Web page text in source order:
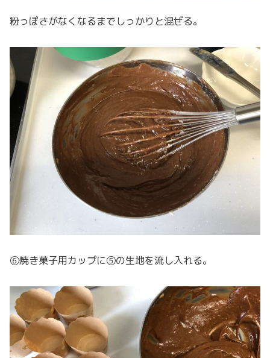
粉っぽさがなくなるまでしっかりと混ぜる。
⑥焼き菓子用カップに⑤の生地を流し入れる。